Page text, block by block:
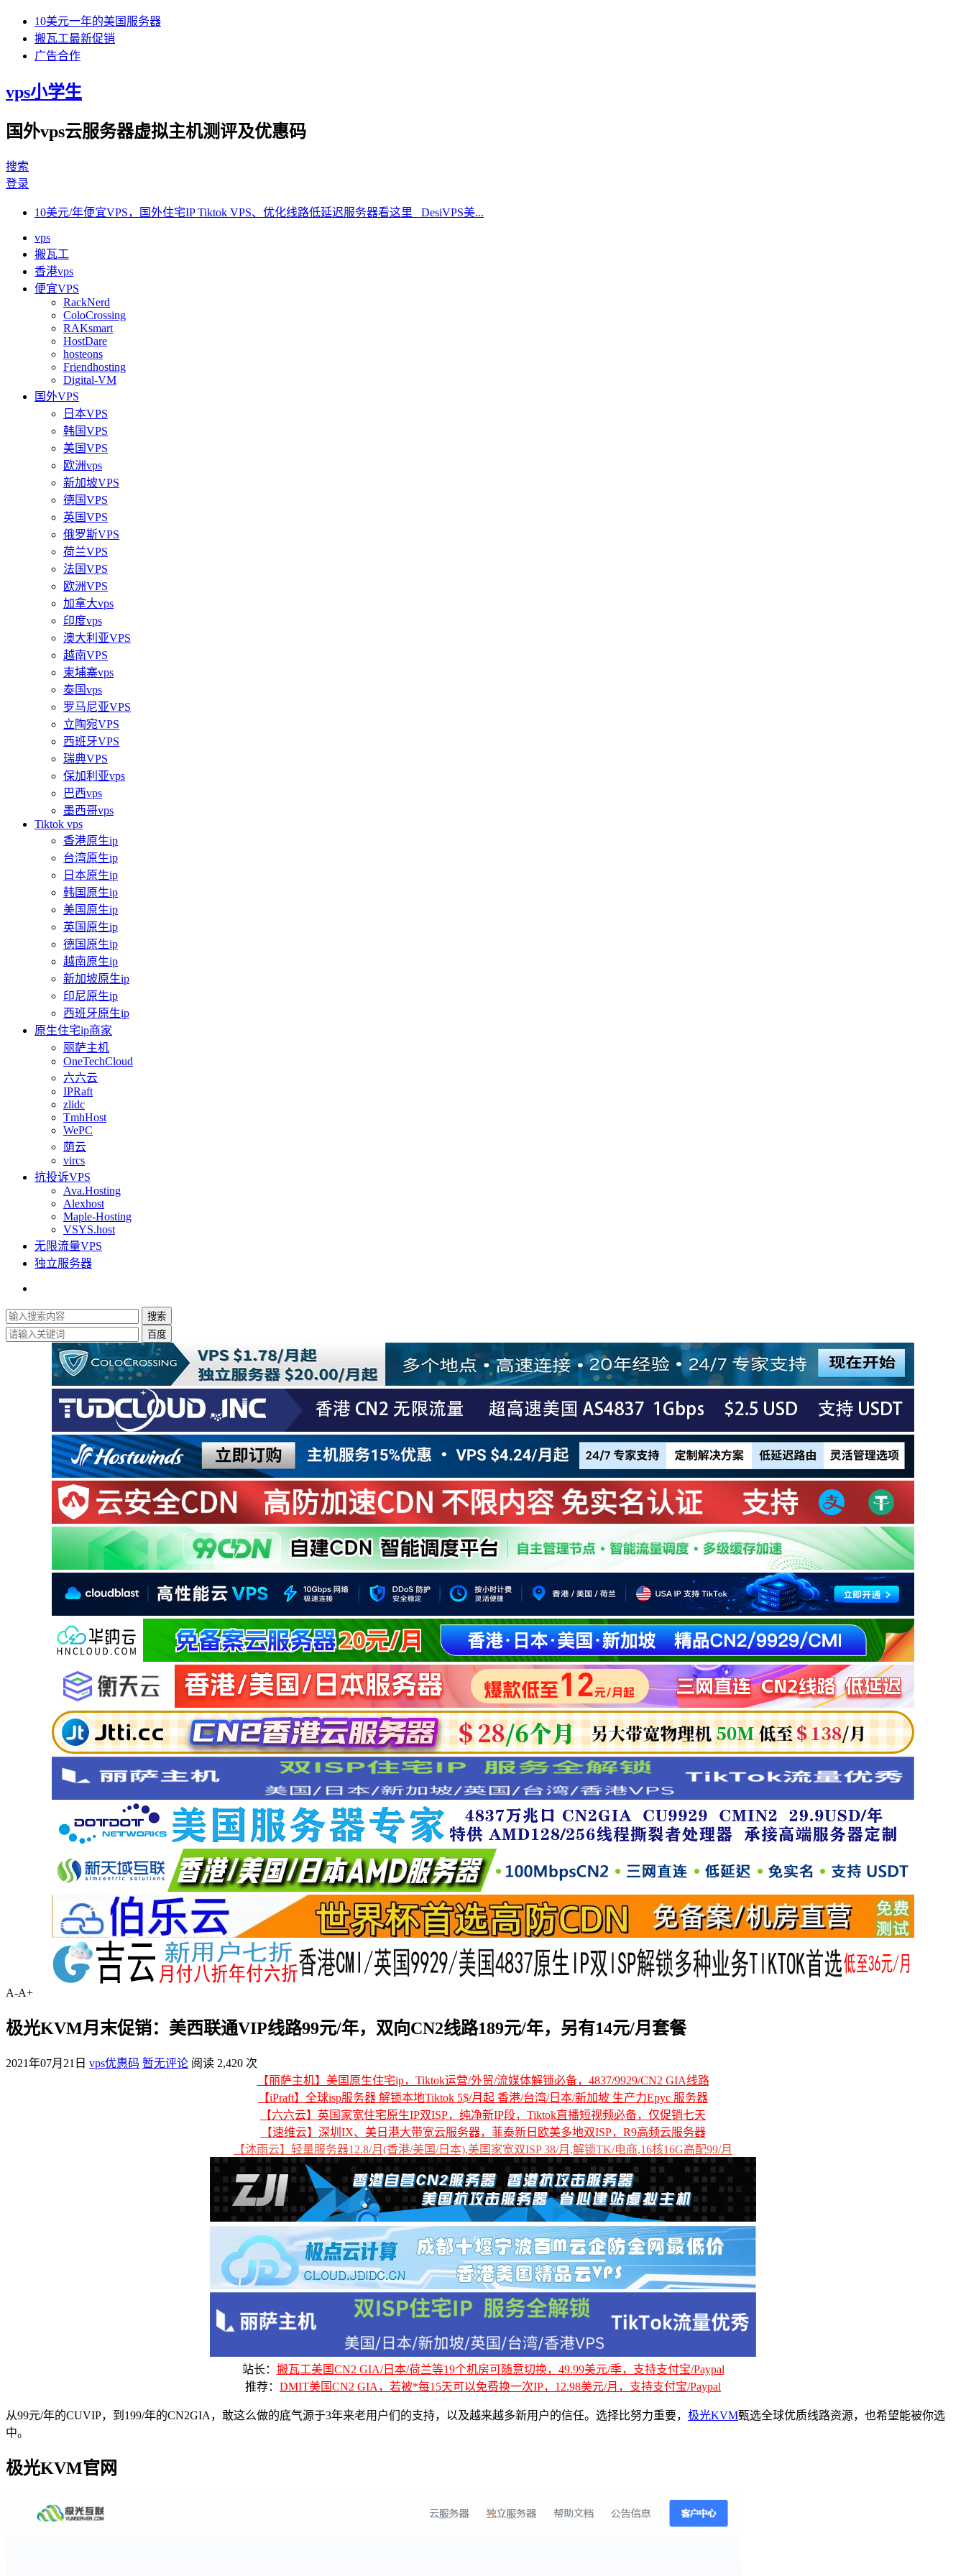
10美元一年的美国服务器
搬瓦工最新促销
广告合作
vps小学生
国外vps云服务器虚拟主机测评及优惠码
搜索
登录
10美元/年便宜VPS，国外住宅IP Tiktok VPS、优化线路低延迟服务器看这里 DesiVPS美...
vps
搬瓦工
香港vps
便宜VPS
RackNerd
ColoCrossing
RAKsmart
HostDare
hosteons
Friendhosting
Digital-VM
国外VPS
日本VPS
韩国VPS
美国VPS
欧洲vps
新加坡VPS
德国VPS
英国VPS
俄罗斯VPS
荷兰VPS
法国VPS
欧洲VPS
加拿大vps
印度vps
澳大利亚VPS
越南VPS
柬埔寨vps
泰国vps
罗马尼亚VPS
立陶宛VPS
西班牙VPS
瑞典VPS
保加利亚vps
巴西vps
墨西哥vps
Tiktok vps
香港原生ip
台湾原生ip
日本原生ip
韩国原生ip
美国原生ip
英国原生ip
德国原生ip
越南原生ip
新加坡原生ip
印尼原生ip
西班牙原生ip
原生住宅ip商家
丽萨主机
OneTechCloud
六六云
IPRaft
zlidc
TmhHost
WePC
荫云
vircs
抗投诉VPS
Ava.Hosting
Alexhost
Maple-Hosting
VSYS.host
无限流量VPS
独立服务器
A-A+
极光KVM月末促销：美西联通VIP线路99元/年，双向CN2线路189元/年，另有14元/月套餐
2021年07月21日 vps优惠码 暂无评论 阅读 2,420 次
【丽萨主机】美国原生住宅ip，Tiktok运营/外贸/流媒体解锁必备，4837/9929/CN2 GIA线路
【iPraft】全球isp服务器 解锁本地Tiktok 5$/月起 香港/台湾/日本/新加坡 生产力Epyc 服务器
【六六云】英国家宽住宅原生IP双ISP，纯净新IP段，Tiktok直播短视频必备，仅促销七天
【速维云】深圳IX、美日港大带宽云服务器，菲泰新日欧美多地双ISP，R9高频云服务器
【沐雨云】轻量服务器12.8/月(香港/美国/日本),美国家宽双ISP 38/月,解锁TK/电商,16核16G高配99/月
站长： 搬瓦工美国CN2 GIA/日本/荷兰等19个机房可随意切换，49.99美元/季，支持支付宝/Paypal
推荐： DMIT美国CN2 GIA，若被*每15天可以免费换一次IP，12.98美元/月，支持支付宝/Paypal
从99元/年的CUVIP，到199/年的CN2GIA，敢这么做的底气源于3年来老用户们的支持，以及越来越多新用户的信任。选择比努力重要， 极光KVM甄选全球优质线路资源，也希望能被你选
中。
极光KVM官网